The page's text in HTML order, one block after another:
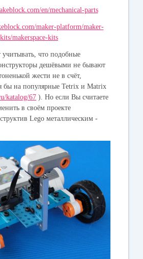
en/mechanical-parts
maker-platform/maker-
kits/makerspace-kits
учитывать, что подобные
дешёвыми не бывают
жести не в счёт,
бы на популярные Tetrix и Matrix
katalog/67 ). Но если Вы считаете
в своём проекте
Lego металлическим -